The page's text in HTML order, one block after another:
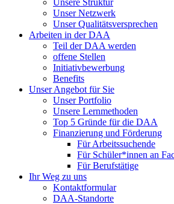
Unsere Struktur
Unser Netzwerk
Unser Qualitätsversprechen
Arbeiten in der DAA
Teil der DAA werden
offene Stellen
Initiativbewerbung
Benefits
Unser Angebot für Sie
Unser Portfolio
Unsere Lernmethoden
Top 5 Gründe für die DAA
Finanzierung und Förderung
Für Arbeitssuchende
Für Schüler*innen an
Für Berufstätige
Ihr Weg zu uns
Kontaktformular
DAA-Standorte